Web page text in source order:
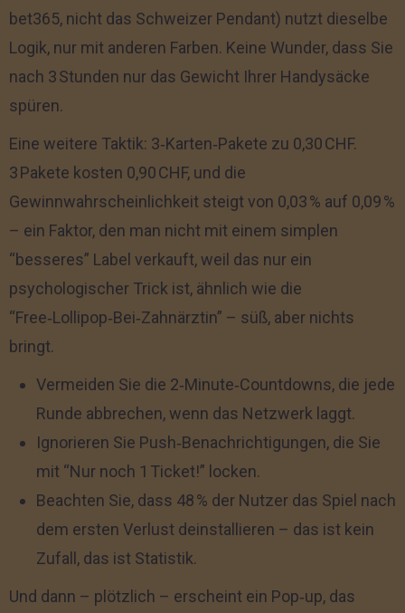
bet365, nicht das Schweizer Pendant) nutzt dieselbe
Logik, nur mit anderen Farben. Keine Wunder, dass Sie
nach 3 Stunden nur das Gewicht Ihrer Handysäcke
spüren.
Eine weitere Taktik: 3‑Karten‑Pakete zu 0,30 CHF.
3 Pakete kosten 0,90 CHF, und die
Gewinnwahrscheinlichkeit steigt von 0,03 % auf 0,09 %
– ein Faktor, den man nicht mit einem simplen
“besseres” Label verkauft, weil das nur ein
psychologischer Trick ist, ähnlich wie die
“Free‑Lollipop‑Bei‑Zahnärztin” – süß, aber nichts
bringt.
Vermeiden Sie die 2‑Minute‑Countdowns, die jede
Runde abbrechen, wenn das Netzwerk laggt.
Ignorieren Sie Push‑Benachrichtigungen, die Sie
mit “Nur noch 1 Ticket!” locken.
Beachten Sie, dass 48 % der Nutzer das Spiel nach
dem ersten Verlust deinstallieren – das ist kein
Zufall, das ist Statistik.
Und dann – plötzlich – erscheint ein Pop‑up, das